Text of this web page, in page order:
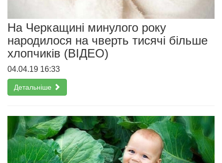
На Черкащині минулого року
народилося на чверть тисячі більше
хлопчиків (ВІДЕО)
04.04.19 16:33
Детальніше